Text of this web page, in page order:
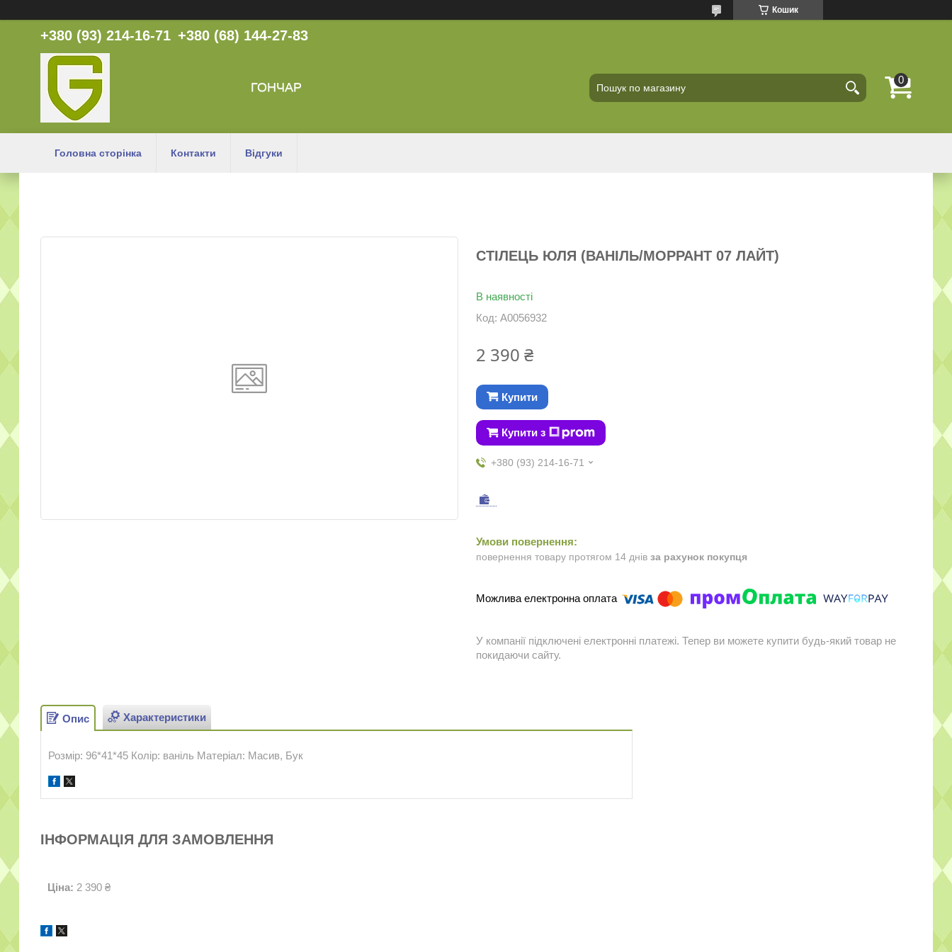
Кошик
+380 (93) 214-16-71 +380 (68) 144-27-83
ГОНЧАР
Головна сторінка Контакти Відгуки
СТІЛЕЦЬ ЮЛЯ (ВАНІЛЬ/МОРРАНТ 07 ЛАЙТ)
В наявності
Код: А0056932
2 390 ₴
Купити
Купити з
+380 (93) 214-16-71
повернення товару протягом 14 днів за рахунок покупця
У компанії підключені електронні платежі. Тепер ви можете купити будь-який товар не
покидаючи сайту.
Опис Характеристики
Розмір: 96*41*45 Колір: ваніль Матеріал: Масив, Бук
ІНФОРМАЦІЯ ДЛЯ ЗАМОВЛЕННЯ
Ціна: 2 390 ₴